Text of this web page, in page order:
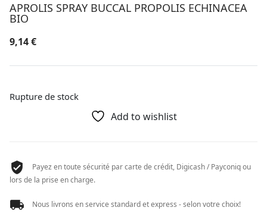
APROLIS SPRAY BUCCAL PROPOLIS ECHINACEA
BIO
9,14€
Rupture de stock
Add to wishlist
Payez en toute sécurité par carte de crédit, Digicash / Payconiq ou
lors de la prise en charge.
Nous livrons en service standard et express - selon votre choix!